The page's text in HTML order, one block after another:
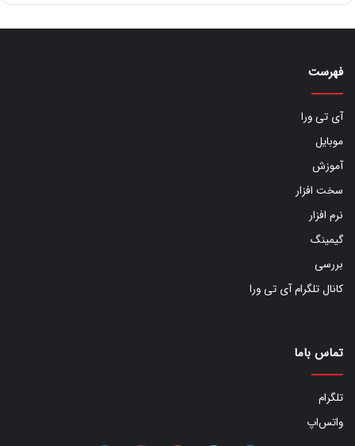
فهرست
آی تی ورا
موبایل
آموزش
سخت افزار
نرم افزار
گیمینگ
بررسی
کانال تلگرام آی تی ورا
تماس باما
تلگرام
واتس‌اپ